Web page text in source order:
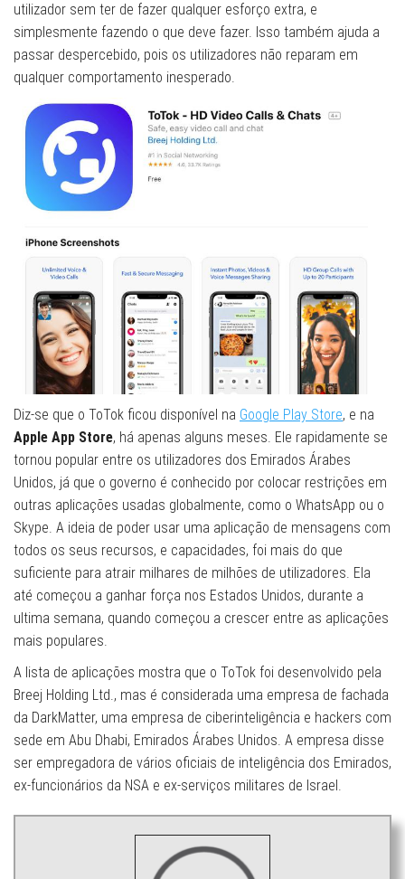
utilizador sem ter de fazer qualquer esforço extra, e
simplesmente fazendo o que deve fazer. Isso também ajuda a
passar despercebido, pois os utilizadores não reparam em
qualquer comportamento inesperado.
Diz-se que o ToTok ficou disponível na Google Play Store, e na
Apple App Store, há apenas alguns meses. Ele rapidamente se
tornou popular entre os utilizadores dos Emirados Árabes
Unidos, já que o governo é conhecido por colocar restrições em
outras aplicações usadas ​​globalmente, como o WhatsApp ou o
Skype. A ideia de poder usar uma aplicação de mensagens com
todos os seus recursos, e capacidades, foi mais do que
suficiente para atrair milhares de milhões de utilizadores. Ela
até começou a ganhar força nos Estados Unidos, durante a
ultima semana, quando começou a crescer entre as aplicações
mais populares.
A lista de aplicações mostra que o ToTok foi desenvolvido pela
Breej Holding Ltd., mas é considerada uma empresa de fachada
da DarkMatter, uma empresa de ciberinteligência e hackers com
sede em Abu Dhabi, Emirados Árabes Unidos. A empresa disse
ser empregadora de vários oficiais de inteligência dos Emirados,
ex-funcionários da NSA e ex-serviços militares de Israel.